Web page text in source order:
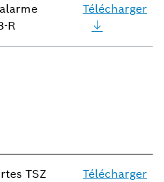
R
Télécharger
TSZ
Télécharger